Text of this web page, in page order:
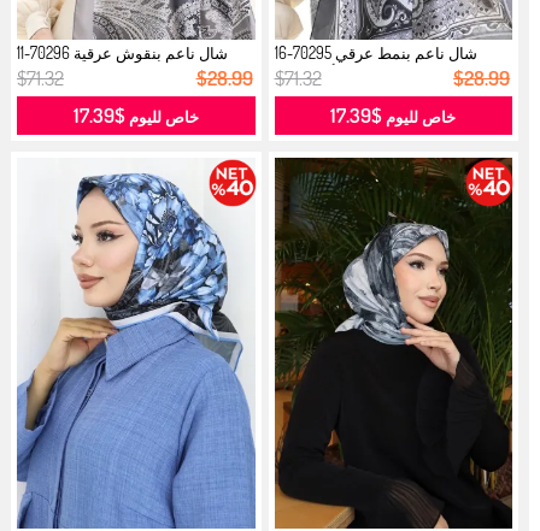
شال ناعم بنمط عرقي 70295-16
أنثراسي...
$71.32 $28.99
خاص لليوم $17.39
شال ناعم بنقوش عرقية 70296-11
رمادي...
$71.32 $28.99
خاص لليوم$17.39